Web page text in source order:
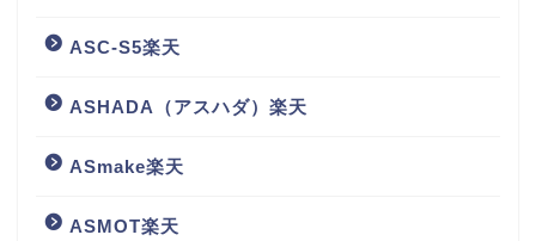
ASC-S5楽天
ASHADA（アスハダ）楽天
ASmake楽天
ASMOT楽天